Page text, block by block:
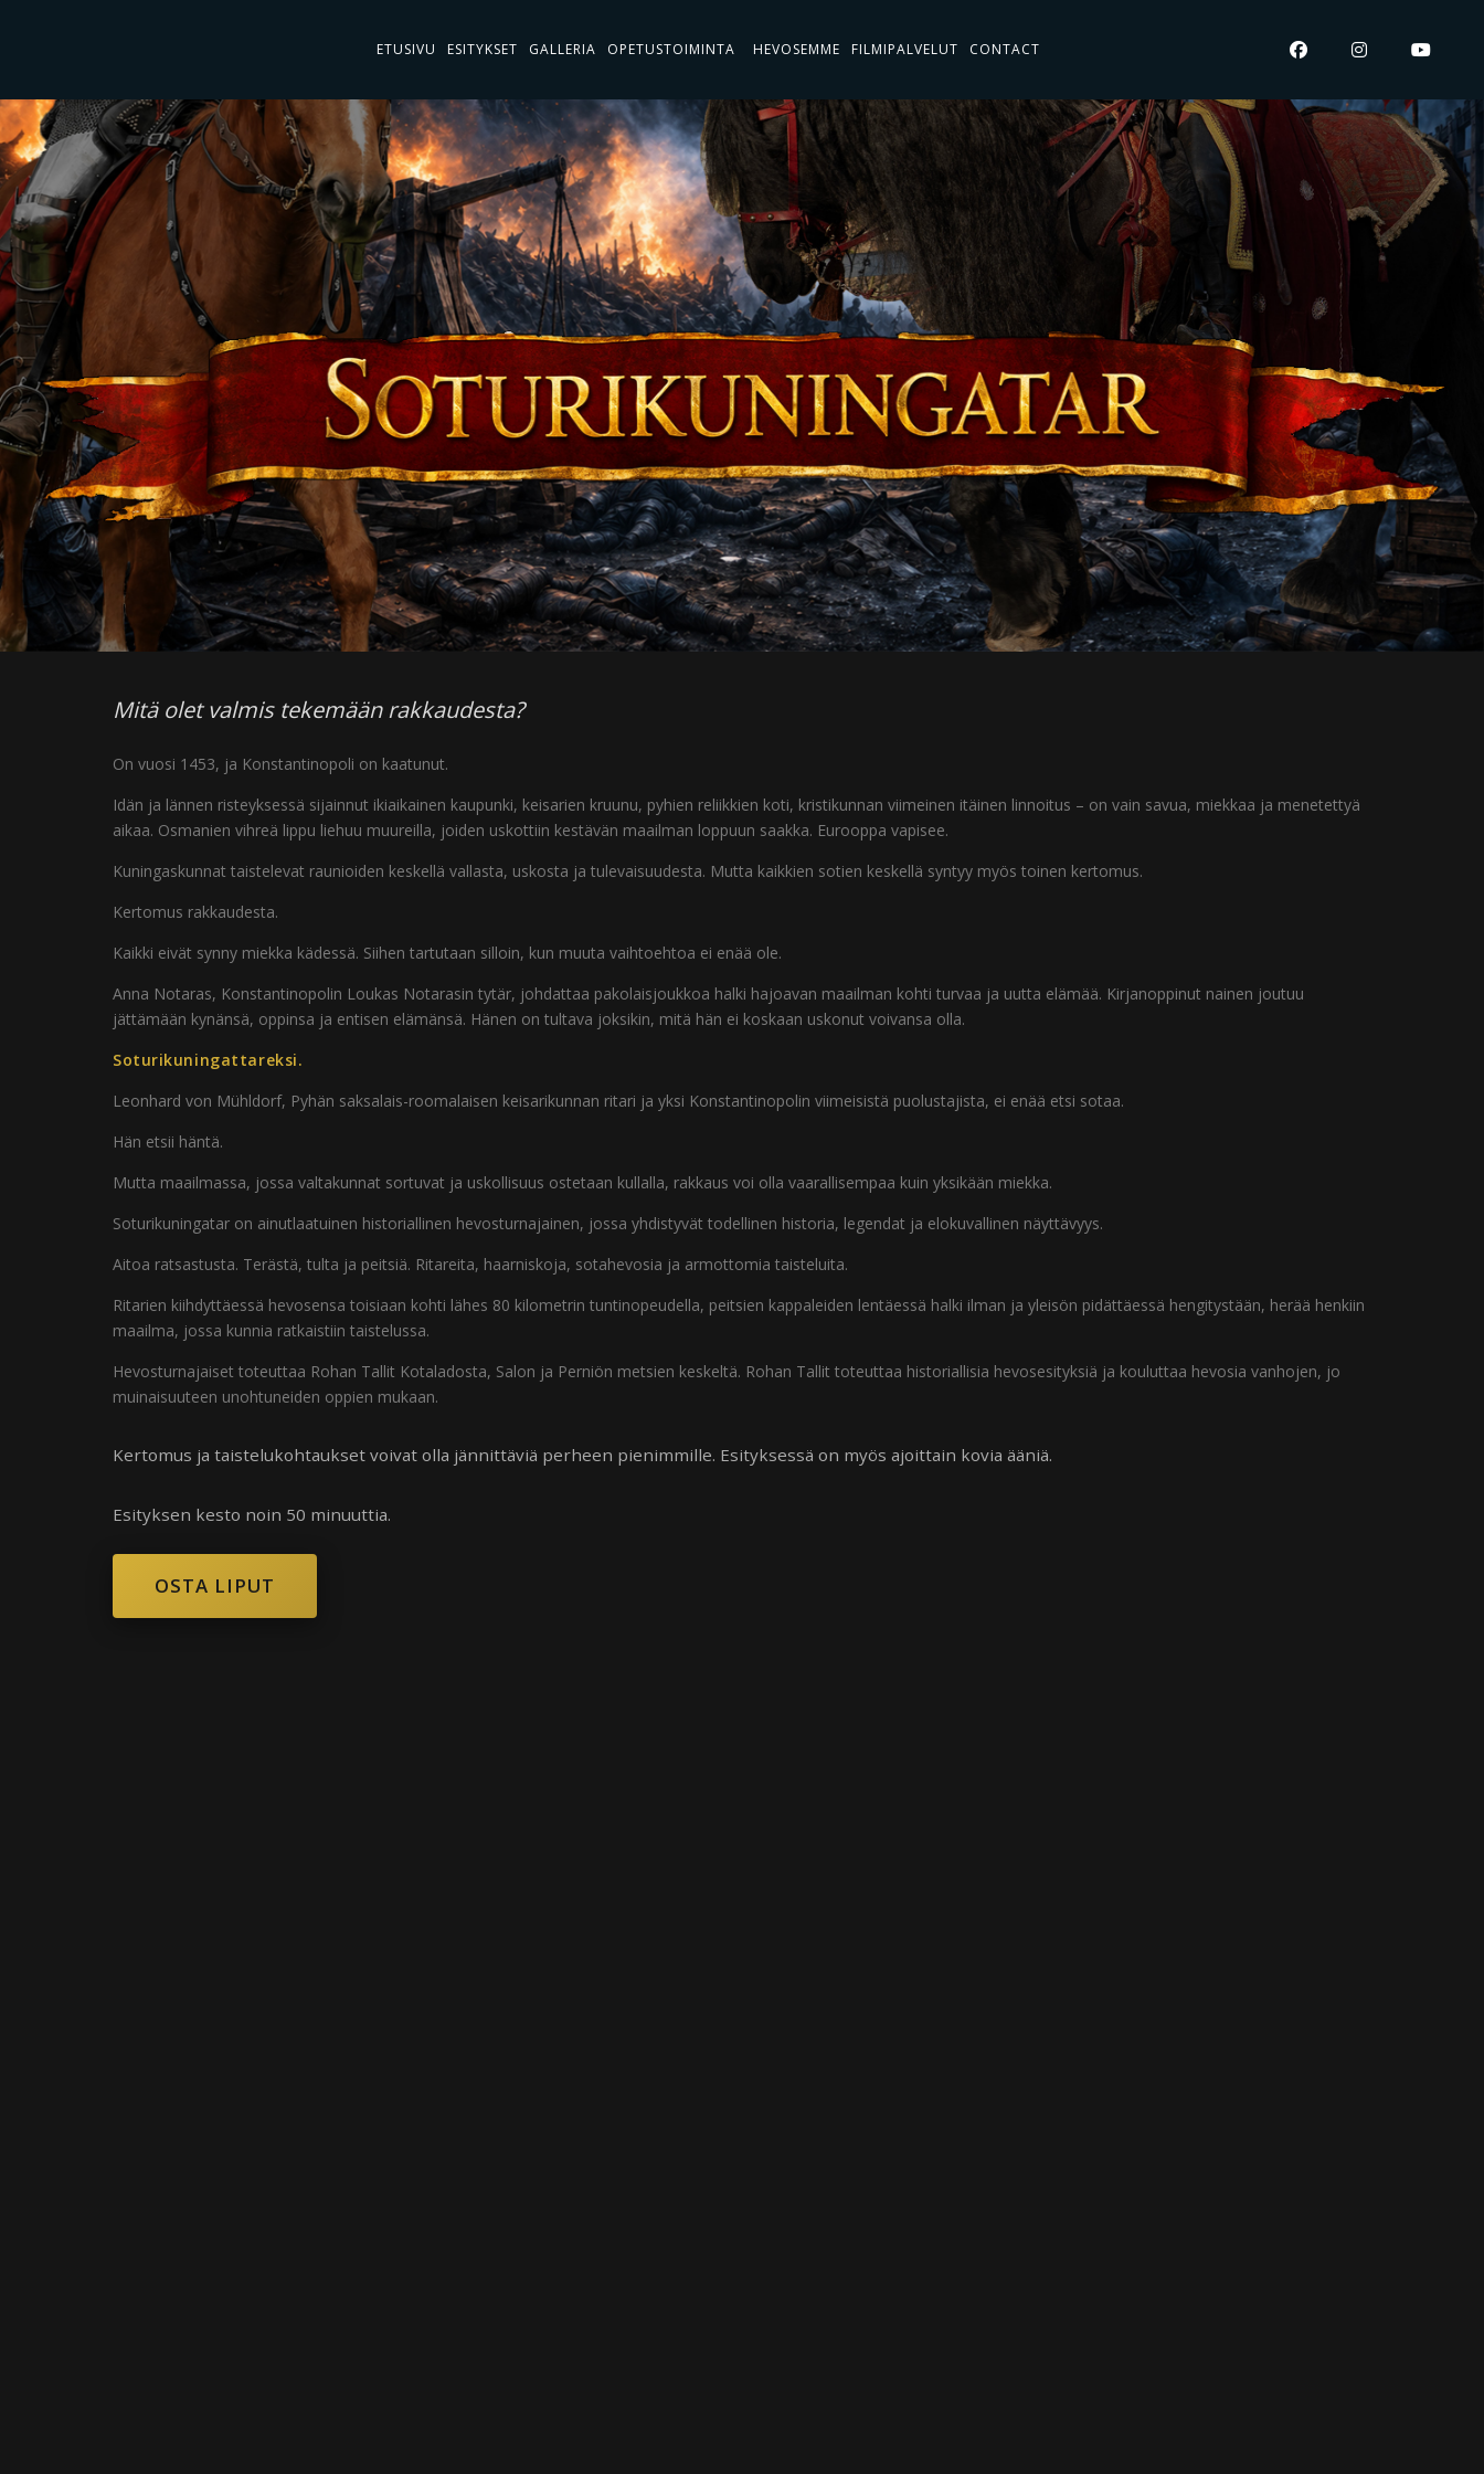
ETUSIVU ESITYKSET GALLERIA OPETUSTOIMINTA HEVOSEMME FILMIPALVELUT CONTACT
Mitä olet valmis tekemään rakkaudesta?
On vuosi 1453, ja Konstantinopoli on kaatunut.
Idän ja lännen risteyksessä sijainnut ikiaikainen kaupunki, keisarien kruunu, pyhien reliikkien koti, kristikunnan viimeinen itäinen linnoitus – on vain savua, miekkaa ja menetettyä
aikaa. Osmanien vihreä lippu liehuu muureilla, joiden uskottiin kestävän maailman loppuun saakka. Eurooppa vapisee.
Kuningaskunnat taistelevat raunioiden keskellä vallasta, uskosta ja tulevaisuudesta. Mutta kaikkien sotien keskellä syntyy myös toinen kertomus.
Kertomus rakkaudesta.
Kaikki eivät synny miekka kädessä. Siihen tartutaan silloin, kun muuta vaihtoehtoa ei enää ole.
Anna Notaras, Konstantinopolin Loukas Notarasin tytär, johdattaa pakolaisjoukkoa halki hajoavan maailman kohti turvaa ja uutta elämää. Kirjanoppinut nainen joutuu
jättämään kynänsä, oppinsa ja entisen elämänsä. Hänen on tultava joksikin, mitä hän ei koskaan uskonut voivansa olla.
Soturikuningattareksi.
Leonhard von Mühldorf, Pyhän saksalais-roomalaisen keisarikunnan ritari ja yksi Konstantinopolin viimeisistä puolustajista, ei enää etsi sotaa.
Hän etsii häntä.
Mutta maailmassa, jossa valtakunnat sortuvat ja uskollisuus ostetaan kullalla, rakkaus voi olla vaarallisempaa kuin yksikään miekka.
Soturikuningatar on ainutlaatuinen historiallinen hevosturnajainen, jossa yhdistyvät todellinen historia, legendat ja elokuvallinen näyttävyys.
Aitoa ratsastusta. Terästä, tulta ja peitsiä. Ritareita, haarniskoja, sotahevosia ja armottomia taisteluita.
Ritarien kiihdyttäessä hevosensa toisiaan kohti lähes 80 kilometrin tuntinopeudella, peitsien kappaleiden lentäessä halki ilman ja yleisön pidättäessä hengitystään, herää henkiin
maailma, jossa kunnia ratkaistiin taistelussa.
Hevosturnajaiset toteuttaa Rohan Tallit Kotaladosta, Salon ja Perniön metsien keskeltä. Rohan Tallit toteuttaa historiallisia hevosesityksiä ja kouluttaa hevosia vanhojen, jo
muinaisuuteen unohtuneiden oppien mukaan.
Kertomus ja taistelukohtaukset voivat olla jännittäviä perheen pienimmille. Esityksessä on myös ajoittain kovia ääniä.
Esityksen kesto noin 50 minuuttia.
OSTA LIPUT